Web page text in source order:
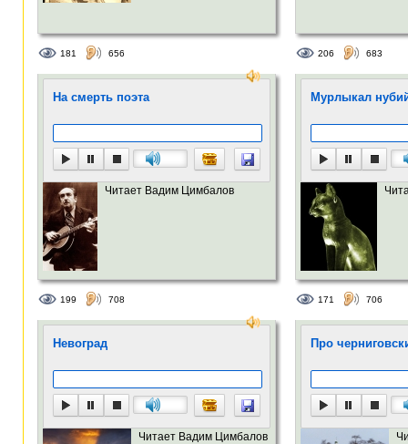
181 656 206 683
На смерть поэта
Читает Вадим Цимбалов
199 708
Мурлыкал
171 706
Невоград
Читает Вадим Цимбалов
Про